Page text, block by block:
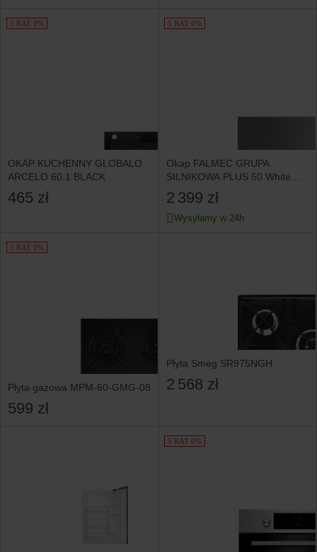
5 RAT 0%
OKAP KUCHENNY GLOBALO
ARCELO 60.1 BLACK
465 zł
5 RAT 0%
Okap FALMEC GRUPA
SILNIKOWA PLUS 50 White
800m3/h
2 399 zł
Wysyłamy w 24h
5 RAT 0%
Płyta gazowa MPM-60-GMG-08
599 zł
Płyta Smeg SR975NGH
2 568 zł
5 RAT 0%